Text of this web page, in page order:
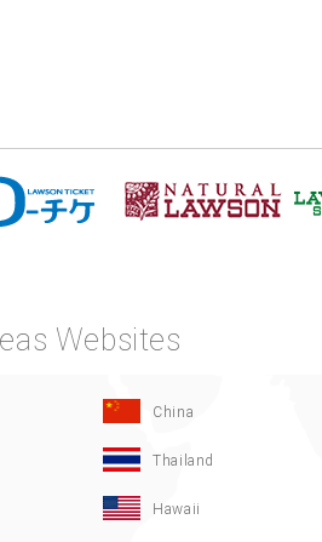
Websites
China
Thailand
Hawaii